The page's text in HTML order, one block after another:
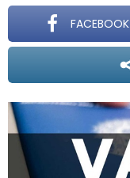
FACEBOOK